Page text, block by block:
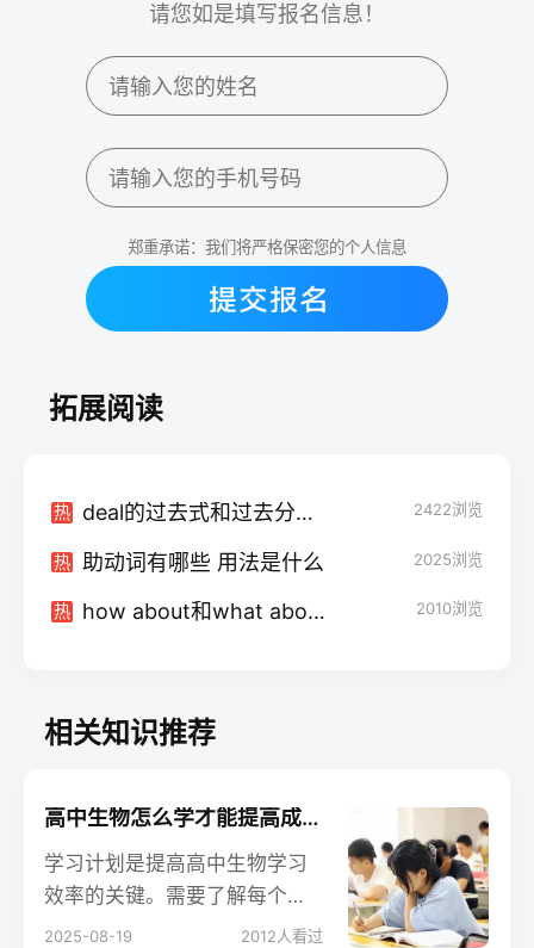
请您如是填写报名信息！
郑重承诺：我们将严格保密您的个人信息
拓展阅读
热 deal的过去式和过去分词 常见用法及例句 2422浏览
热 助动词有哪些 用法是什么 2025浏览
热 how about和what about的区别 二者有何不同 2010浏览
相关知识推荐
高中生物怎么学才能提高成绩 有哪些学习方法
学习计划是提高高中生物学习
效率的关键。需要了解每个学
期的课程安排，以便为自己设
2025-08-19 2012 人看过